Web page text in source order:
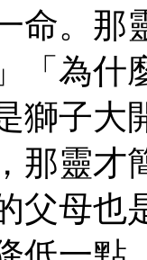
命。那
「為什
獅子大
那靈才
父母也